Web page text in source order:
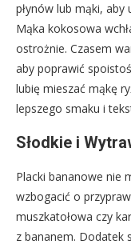
płynów lub mąki, aby
Mąka kokosowa
ostrożnie. Czasem
aby poprawić
lubię mieszać mąkę
lepszego smaku i
Słodkie i
Placki bananowe nie
wzbogacić o
muszkatołowa czy
z bananem. Dodatek